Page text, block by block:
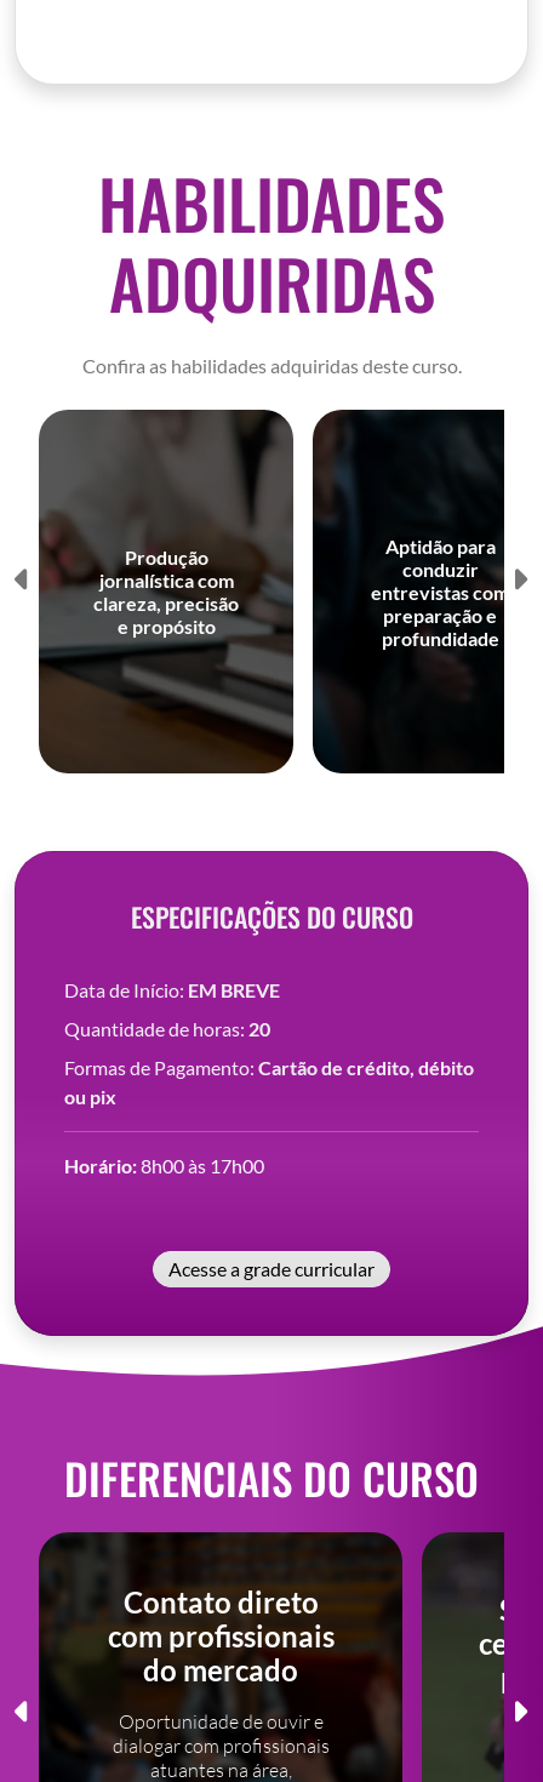
HABILIDADES
ADQUIRIDAS
Confira as habilidades adquiridas deste curso.
Produção
jornalística com
clareza, precisão
e propósito
Aptidão para
conduzir
entrevistas com
preparação e
profundidade
DIFERENCIAIS DO CURSO
Contato direto
com profissionais
do mercado
Oportunidade de ouvir e
dialogar com profissionais
atuantes na área,
ESPECIFICAÇÕES DO CURSO
Data de Início: EM BREVE
Quantidade de horas: 20
Formas de Pagamento: Cartão de crédito, débito
ou pix
Horário:8h00 às 17h00
Acesse a grade curricular